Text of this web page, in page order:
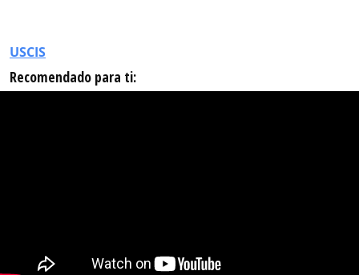
USCIS
Recomendado para ti: